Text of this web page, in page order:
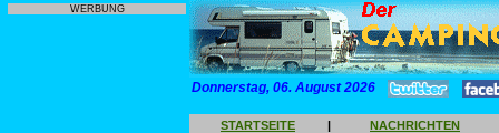
WERBUNG
Donnerstag, 06. August 2026
STARTSEITE | NACHRICHTEN